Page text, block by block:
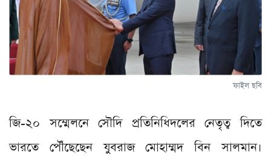
ফাইল ছবি
জি-২০ সম্মেলনে সৌদি প্রতিনিধিদলের নেতৃত্ব দিতে
ভারতে পৌঁছেছেন যুবরাজ মোহাম্মদ বিন সালমান।